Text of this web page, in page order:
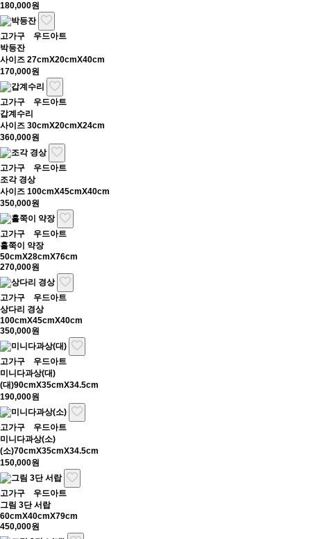
180,000원
고가구 우드아트
박등잔
사이즈 27cmX20cmX40cm
170,000원
고가구 우드아트
갑계수리
사이즈 30cmX20cmX24cm
360,000원
고가구 우드아트
조각 경상
사이즈 100cmX45cmX40cm
350,000원
고가구 우드아트
홀쭉이 약장
50cmX28cmX76cm
270,000원
고가구 우드아트
상다리 경상
100cmX45cmX40cm
350,000원
고가구 우드아트
미니다과상(대)
(대)90cmX35cmX34.5cm
190,000원
고가구 우드아트
미니다과상(소)
(소)70cmX35cmX34.5cm
150,000원
고가구 우드아트
그림 3단 서랍
60cmX40cmX79cm
450,000원